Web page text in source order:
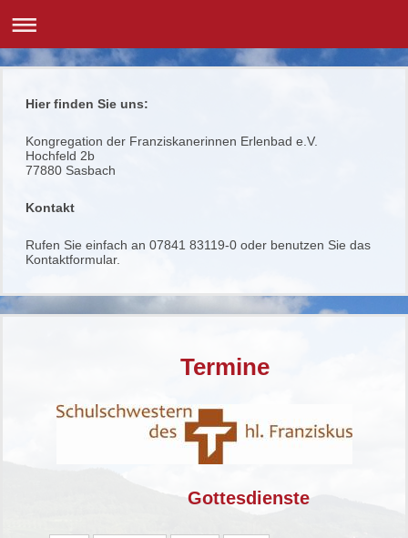
Hier finden Sie uns:
Kongregation der Franziskanerinnen Erlenbad e.V.
Hochfeld 2b
77880 Sasbach
Kontakt
Rufen Sie einfach an 07841 83119-0 oder benutzen Sie das
Kontaktformular.
Termine
Gottesdienste